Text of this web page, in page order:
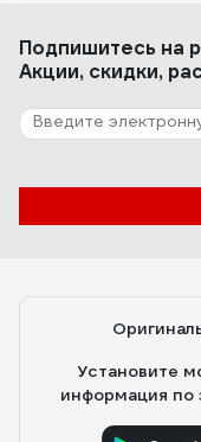
Подпишитесь на
Акции, скидки,
Установите
информация по